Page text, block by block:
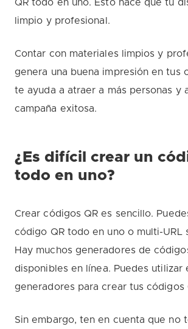
QR todo en uno. Esto hace que tu
limpio y profesional.
Contar con materiales limpios y
genera una buena impresión en tus
te ayuda a atraer a más personas y
campaña exitosa.
¿Es difícil crear un
todo en uno?
Crear códigos QR es sencillo.
código QR todo en uno o multi-URL
Hay muchos generadores de
disponibles en línea. Puedes utilizar
generadores para crear tus códigos
Sin embargo, ten en cuenta que no